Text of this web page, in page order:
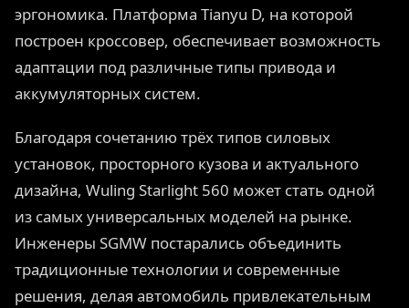
эргономика. Платформа Tianyu D, на которой
построен кроссовер, обеспечивает возможность
адаптации под различные типы привода и
аккумуляторных систем.
Благодаря сочетанию трёх типов силовых
установок, просторного кузова и актуального
дизайна, Wuling Starlight 560 может стать одной
из самых универсальных моделей на рынке.
Инженеры SGMW постарались объединить
традиционные технологии и современные
решения, делая автомобиль привлекательным